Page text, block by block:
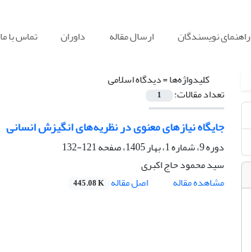
راهنمای نویسندگان ارسال مقاله داوران تماس با ما
کلیدواژه‌ها =دیدگاه اسلامی
تعداد مقالات: 1
جایگاه نیازهای معنوی در نظریه‌های انگیزش انسانی
دوره 9، شماره 1، بهار 1405، صفحه
121-132
سید محمود حاج اکبری
مشاهده مقاله
اصل مقاله 445.08 K